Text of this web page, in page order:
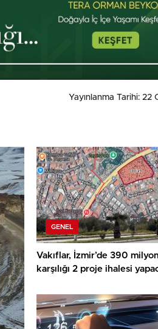
Yayınlanma Tarihi: 22
GENEL
Vakıflar, İzmir’de 390
karşılığı 2 proje ihalesi